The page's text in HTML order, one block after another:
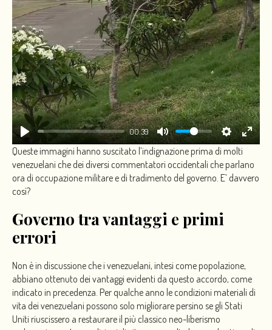
00:39
Queste immagini hanno suscitato l’indignazione prima di molti
venezuelani che dei diversi commentatori occidentali che parlano
ora di occupazione militare e di tradimento del governo. E’ davvero
così?
Governo tra vantaggi e primi
errori
Non è in discussione che i venezuelani, intesi come popolazione,
abbiano ottenuto dei vantaggi evidenti da questo accordo, come
indicato in precedenza. Per qualche anno le condizioni materiali di
vita dei venezuelani possono solo migliorare persino se gli Stati
Uniti riuscissero a restaurare il più classico neo-liberismo